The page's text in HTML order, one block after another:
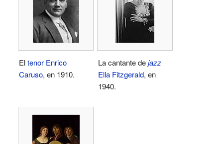
Eltenor Enrico
Caruso, en 1910.
La cantante dejazz
Ella Fitzgerald, en
1940.